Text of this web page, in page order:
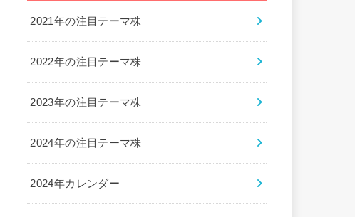
2021年の注目テーマ株
2022年の注目テーマ株
2023年の注目テーマ株
2024年の注目テーマ株
2024年カレンダー